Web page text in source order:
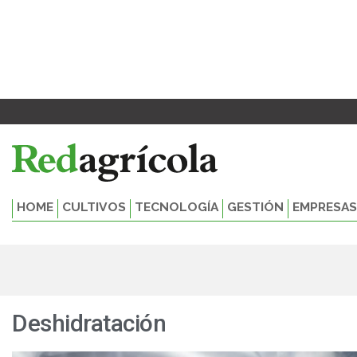
HOME CULTIVOS TECNOLOGÍA GESTIÓN EMPRESAS
Deshidratación